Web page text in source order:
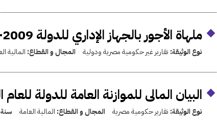
ملهاة الأجور بالجهاز الإداري للدولة 2009-2010
نوع الوثيقة: تقارير غير حكومية مصرية ودولية المجال و القطاع: المالية
البيان المالى للموازنة العامة للدولة للعام المالى
نوع الوثيقة: تقارير حكومية مصرية المجال و القطاع: المالية العامة سنة